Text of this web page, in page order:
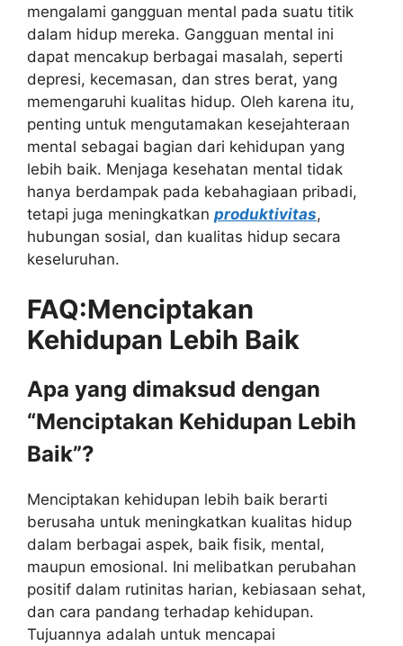
mengalami gangguan mental pada suatu titik
dalam hidup mereka. Gangguan mental ini
dapat mencakup berbagai masalah, seperti
depresi, kecemasan, dan stres berat, yang
memengaruhi kualitas hidup. Oleh karena itu,
penting untuk mengutamakan kesejahteraan
mental sebagai bagian dari kehidupan yang
lebih baik. Menjaga kesehatan mental tidak
hanya berdampak pada kebahagiaan pribadi,
tetapi juga meningkatkan produktivitas,
hubungan sosial, dan kualitas hidup secara
keseluruhan.
FAQ:Menciptakan
Kehidupan Lebih Baik
Apa yang dimaksud dengan
“Menciptakan Kehidupan Lebih
Baik”?
Menciptakan kehidupan lebih baik berarti
berusaha untuk meningkatkan kualitas hidup
dalam berbagai aspek, baik fisik, mental,
maupun emosional. Ini melibatkan perubahan
positif dalam rutinitas harian, kebiasaan sehat,
dan cara pandang terhadap kehidupan.
Tujuannya adalah untuk mencapai